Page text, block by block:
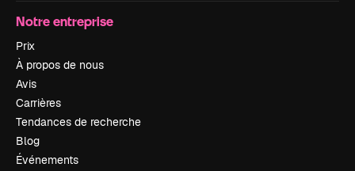
Notre entreprise
Prix
À propos de nous
Avis
Carrières
Tendances de recherche
Blog
Événements